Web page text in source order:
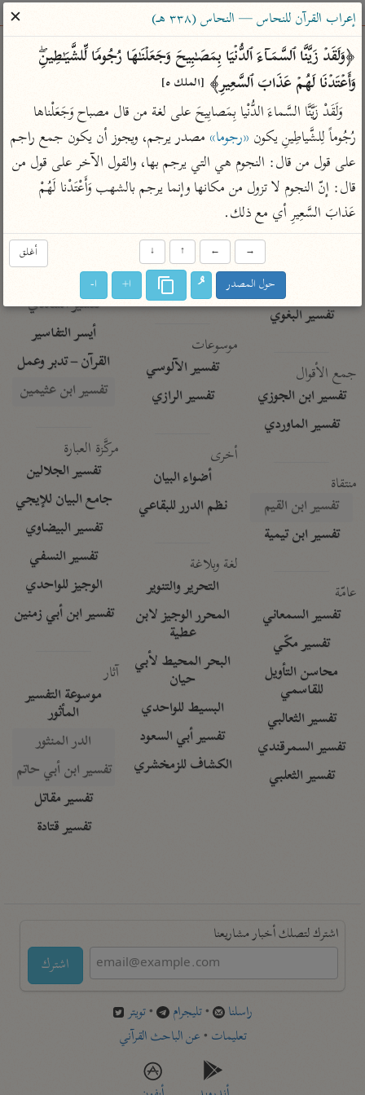
ساهم معنا في نشر القرآن والعلم الشرعي
الباحث القرآني
بحث تفسير معاجم
Type 2 or more characters for results.
Type 1 or more
characters for results.
أمّهات
تفسير الطبري
تفسير ابن كثير
تفسير القرطبي
تفسير البغوي
جمع الأقوال
تفسير ابن الجوزي
تفسير الماوردي
منتقاة
تفسير ابن القيم
تفسير ابن تيمية
عامّة
تفسير السمعاني
تفسير مكّي
محاسن التأويل
للقاسمي
تفسير الثعالبي
تفسير السمرقندي
تفسير الثعلبي
عامّة
فتح البيان للقنوجي
فتح القدير للشوكاني
تفسير ابن جزي
موسوعات
تفسير الآلوسي
تفسير الرازي
أخرى
أضواء البيان
نظم الدرر للبقاعي
لغة وبلاغة
التحرير والتنوير
المحرر الوجيز لابن
عطية
البحر المحيط لأبي
حيان
البسيط للواحدي
تفسير أبي السعود
الكشاف للزمخشري
الميسر
المختصر في
التفسير
تفسير السعدي
أيسر التفاسير
القرآن – تدبر وعمل
تفسير ابن عثيمين
مركَّزة العبارة
تفسير الجلالين
جامع البيان للإيجي
تفسير البيضاوي
تفسير النسفي
الوجيز للواحدي
تفسير ابن أبي زمنين
آثار
موسوعة التفسير
المأثور
الدر المنثور
تفسير ابن أبي حاتم
تفسير مقاتل
تفسير قتادة
اشترك لتصلك أخبار مشاريعنا
اشترك
راسلنا •تليجرام •تويتر
تعليمات •عن الباحث القرآني
إعراب القرآن للنحاس — النحاس (٣٣٨ هـ)
✕
وَأَعۡتَدۡنَا لَهُمۡ عَذَابَ ٱلسَّعِیرِ﴾ [الملك ٥]
رُجُوماً لِلشَّياطِينِ يكون «رجوما»
عَذابَ السَّعِيرِ أي مع ذلك.
أغلق →
←
↑
↓
حول المصدر ا+ ا-